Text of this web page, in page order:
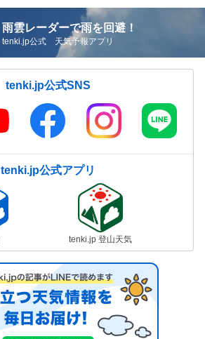
雨雲レーダーで雨を回避！
tenki.jp公式 天気予報アプリ
tenki.jp公式SNS
tenki.jp公式アプリ
tenki.jp 登山天気